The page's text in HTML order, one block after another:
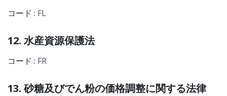
コード : FL
12. 水産資源保護法
コード : FR
13. 砂糖及びでん粉の価格調整に関する法律